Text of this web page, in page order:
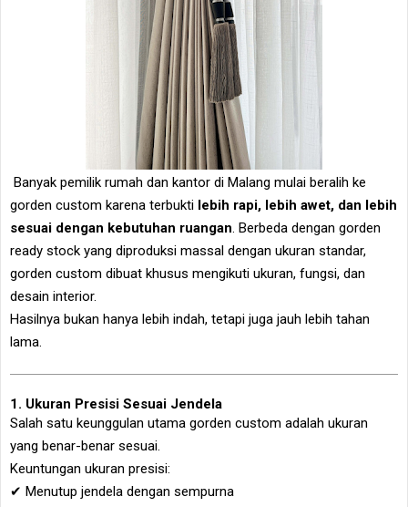
Banyak pemilik rumah dan kantor di Malang mulai beralih ke
gorden custom karena terbukti lebih rapi, lebih awet, dan lebih
sesuai dengan kebutuhan ruangan. Berbeda dengan gorden
ready stock yang diproduksi massal dengan ukuran standar,
gorden custom dibuat khusus mengikuti ukuran, fungsi, dan
desain interior.
Hasilnya bukan hanya lebih indah, tetapi juga jauh lebih tahan
lama.
1. Ukuran Presisi Sesuai Jendela
Salah satu keunggulan utama gorden custom adalah ukuran
yang benar-benar sesuai.
Keuntungan ukuran presisi:
✔ Menutup jendela dengan sempurna